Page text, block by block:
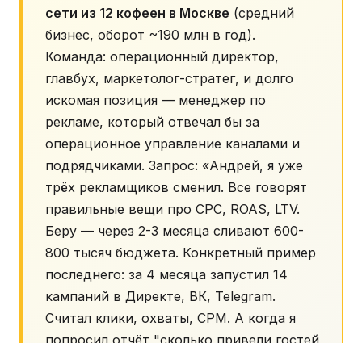
сети из 12 кофеен в Москве (средний
бизнес, оборот ~190 млн в год).
Команда: операционный директор,
главбух, маркетолог-стратег, и долго
искомая позиция — менеджер по
рекламе, который отвечал бы за
операционное управление каналами и
подрядчиками. Запрос: «Андрей, я уже
трёх рекламщиков сменил. Все говорят
правильные вещи про CPC, ROAS, LTV.
Беру — через 2-3 месяца сливают 600-
800 тысяч бюджета. Конкретный пример
последнего: за 4 месяца запустил 14
кампаний в Директе, ВК, Telegram.
Считал клики, охваты, CPM. А когда я
попросил отчёт "сколько привели гостей